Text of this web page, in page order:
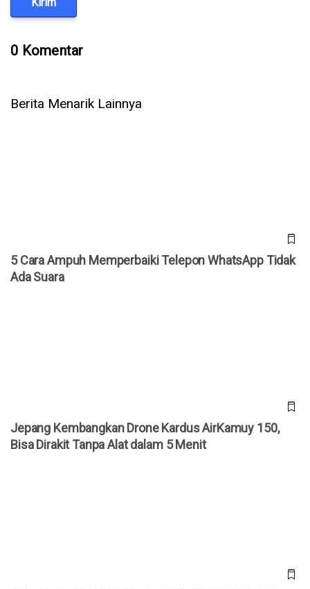
Kirim
0 Komentar
Berita Menarik Lainnya
5 Cara Ampuh Memperbaiki Telepon WhatsApp Tidak
Ada Suara
Jepang Kembangkan Drone Kardus AirKamuy 150,
Bisa Dirakit Tanpa Alat dalam 5 Menit